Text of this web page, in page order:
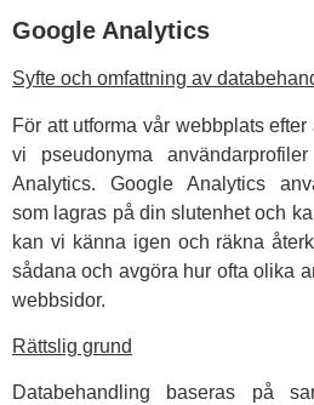
Google Analytics
Syfte och omfattning av
För att utforma vår webbplats
vi pseudonyma
Analytics. Google Analytics
som lagras på din slutenhet och
kan vi känna igen och räkna
sådana och avgöra hur ofta olika
webbsidor.
Rättslig grund
Databehandling baseras på